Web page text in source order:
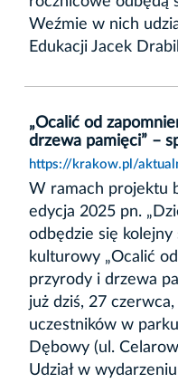
Weźmie w nich
Edukacji Jacek
„Ocalić od
drzewa pamięci” –
https://krakow.pl/
W ramach projektu
edycja 2025 pn.
odbędzie się
kulturowy „Ocalić
przyrody i drzewa
już dziś, 27
uczestników w
Dębowy (ul.
Udział w